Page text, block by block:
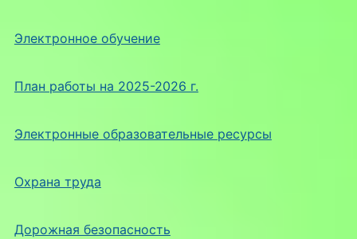
Электронное обучение
План работы на 2025-2026 г.
Электронные образовательные ресурсы
Охрана труда
Дорожная безопасность